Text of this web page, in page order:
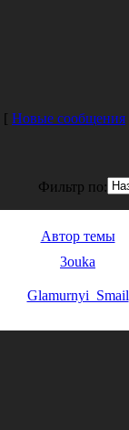
[ Новые сообщения
Фильтр по:
Автор темы
3ouka
Glamurnyi_Smail